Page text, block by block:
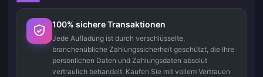
100% sichere Transaktionen
Jede Aufladung ist durch verschlüsselte,
branchenübliche Zahlungssicherheit geschützt, die Ihre
persönlichen Daten und Zahlungsdaten absolut
vertraulich behandelt. Kaufen Sie mit vollem Vertrauen